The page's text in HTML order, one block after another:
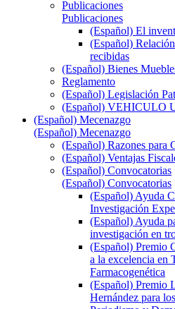
Publicaciones
Publicaciones
(Español) El
(Español)
recibidas
(Español) Bienes
Reglamento
(Español) Legislación
(Español) VEHICULO
(Español) Mecenazgo
(Español) Mecenazgo
(Español) Razones para
(Español) Ventajas
(Español) Convocatorias
(Español) Convocatorias
(Español) Ayuda
Investigación
(Español) Ayuda
investigación en
(Español) Premio
a la excelencia en
Farmacogenética
(Español) Premio
Hernández para